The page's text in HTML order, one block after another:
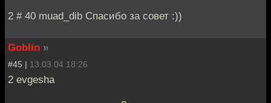
2 # 40 muad_dib Спасибо за совет :))
Goblin »
#45 | 13.03.04 18:26
2 evgesha